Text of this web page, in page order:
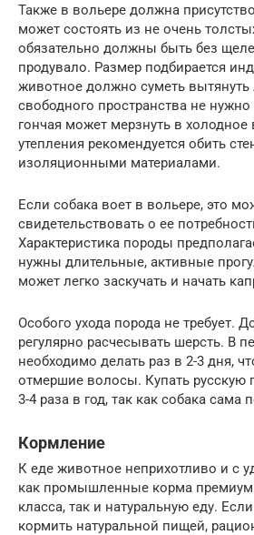
Также в вольере должна
может состоять из не очень
обязательно должны быть без
продувало. Размер подбирается
животное должно суметь
свободного пространства не
гончая может мерзнуть в
утепления рекомендуется обить
изоляционными материалами.
Если собака воет в вольере, это
свидетельствовать о ее
Характеристика породы
нужны длительные, активные
может легко заскучать и начать
Особого ухода порода не требует.
регулярно расчесывать шерсть. В
необходимо делать раз в 2-3 дня,
отмершие волосы. Купать русскую
3-4 раза в год, так как собака сама
Кормление
К еде животное неприхотливо и с
как промышленные корма премиум
класса, так и натуральную еду.
кормить натуральной пищей,